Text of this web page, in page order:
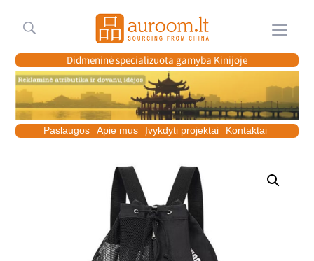
Meniu
Didmeninė specializuota gamyba Kinijoje
Paslaugos Apie mus Įvykdyti projektai Kontaktai